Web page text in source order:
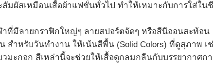
ผัสเหมือนเสื้อผ้าแฟชั่นทั่วไป ทำให้เหมาะกับการใส่ใน
าที่มีลายกราฟิกใหญ่ๆ ลายสปอร์ตจัดๆ หรือสีนีออนสะท้อน
สำหรับวันทำงาน ให้เน้นสีพื้น (Solid Colors) ที่ดูสุภาพ เ
มะกอก สีเหล่านี้จะช่วยให้เสื้อดูกลมกลืนกับบรรยากาศก